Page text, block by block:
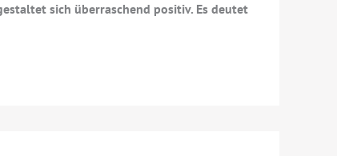
sich überraschend positiv. Es deutet